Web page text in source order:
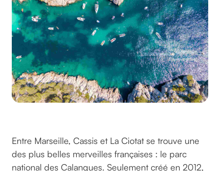
Entre Marseille, Cassis et La Ciotat se trouve une
des plus belles merveilles françaises : le parc
national des Calanques. Seulement créé en 2012,